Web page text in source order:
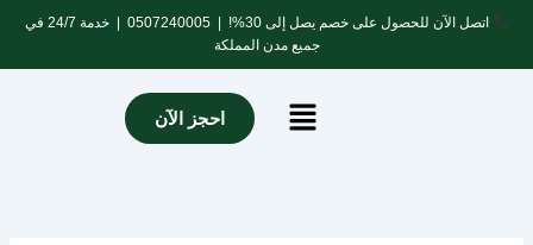
تخطي
المحتوى
اتصل الآن للحصول على خصم يصل إلى 30%! | 0507240005
| خدمة 24/7 في
جميع مدن المملكة
Menu احجز الآن